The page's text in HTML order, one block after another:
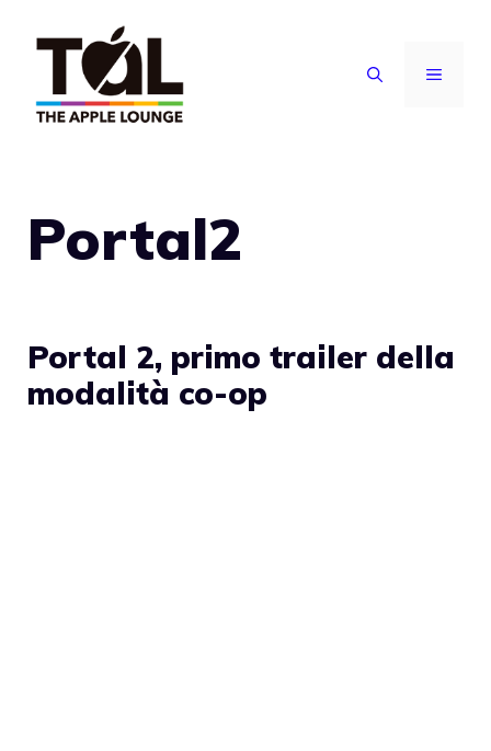
contenuto
MENU
Portal2
Portal 2, primo trailer della
modalità co-op